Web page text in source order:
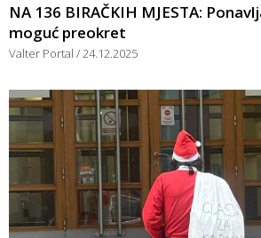
NA 136 BIRAČKIH MJESTA:
moguć preokret
Valter Portal 24.12.2025